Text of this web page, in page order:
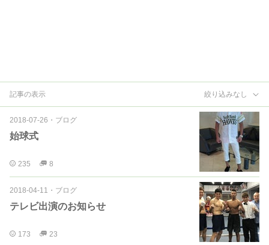
記事の表示 絞り込みなし
2018-07-26 ・ ブログ
始球式
235 8
2018-04-11 ・ ブログ
テレビ出演のお知らせ
173 23